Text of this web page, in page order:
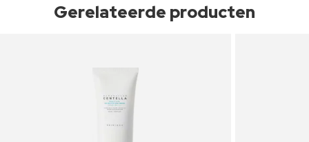
Gerelateerde producten